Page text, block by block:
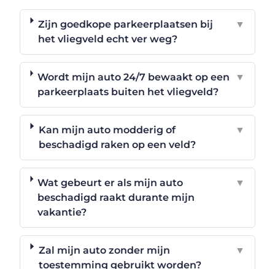
Zijn goedkope parkeerplaatsen bij
het vliegveld echt ver weg?
▼
Wordt mijn auto 24/7 bewaakt op een
parkeerplaats buiten het vliegveld?
▼
Kan mijn auto modderig of
beschadigd raken op een veld?
▼
Wat gebeurt er als mijn auto
beschadigd raakt durante mijn
vakantie?
▼
Zal mijn auto zonder mijn
toestemming gebruikt worden?
▼